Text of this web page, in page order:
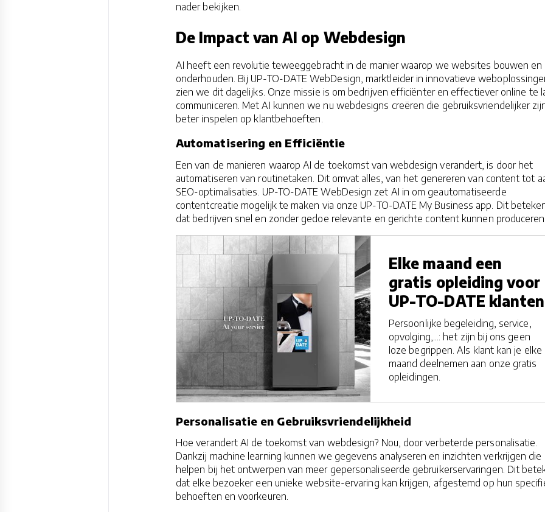
nader bekijken.
De Impact van AI op Webdesign
AI heeft een revolutie teweeggebracht in de manier waarop we websites bouwen en
onderhouden. Bij UP-TO-DATE WebDesign, marktleider in innovatieve
zien we dit dagelijks. Onze missie is om bedrijven efficiënter en effectiever online te
communiceren. Met AI kunnen we nu webdesigns creëren die gebruiksvriendelijker
beter inspelen op klantbehoeften.
Automatisering en Efficiëntie
Een van de manieren waarop AI de toekomst van webdesign verandert, is door het
automatiseren van routinetaken. Dit omvat alles, van het genereren van content tot
SEO-optimalisaties. UP-TO-DATE WebDesign zet AI in om geautomatiseerde
contentcreatie mogelijk te maken via onze UP-TO-DATE My Business app. Dit
dat bedrijven snel en zonder gedoe relevante en gerichte content kunnen produceren.
Elke maand een
gratis opleiding voor
UP-TO-DATE klanten
Persoonlijke begeleiding, service,
opvolging,...: het zijn bij ons geen
loze begrippen. Als klant kan je elke
maand deelnemen aan onze gratis
opleidingen.
Personalisatie en Gebruiksvriendelijkheid
Hoe verandert AI de toekomst van webdesign? Nou, door verbeterde personalisatie.
Dankzij machine learning kunnen we gegevens analyseren en inzichten verkrijgen die
helpen bij het ontwerpen van meer gepersonaliseerde gebruikerservaringen. Dit
dat elke bezoeker een unieke website-ervaring kan krijgen, afgestemd op hun
behoeften en voorkeuren.